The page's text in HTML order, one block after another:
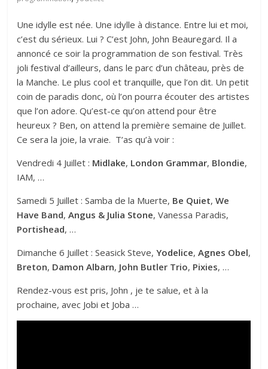
Une idylle est née. Une idylle à distance. Entre lui et moi,
c’est du sérieux. Lui ? C’est John, John Beauregard. Il a
annoncé ce soir la programmation de son festival. Très
joli festival d’ailleurs, dans le parc d’un château, près de
la Manche. Le plus cool et tranquille, que l’on dit. Un petit
coin de paradis donc, où l’on pourra écouter des artistes
que l’on adore. Qu’est-ce qu’on attend pour être
heureux ? Ben, on attend la première semaine de Juillet.
Ce sera la joie, la vraie. T’as qu’à voir :
Vendredi 4 Juillet : Midlake, London Grammar, Blondie,
IAM, …
Samedi 5 Juillet : Samba de la Muerte, Be Quiet,We
Have Band,Angus & Julia Stone, Vanessa Paradis,
Portishead, …
Dimanche 6 Juillet : Seasick Steve,Yodelice,Agnes Obel,
Breton, Damon Albarn, John Butler Trio, Pixies, …
Rendez-vous est pris, John , je te salue, et à la
prochaine, avec Jobi et Joba …